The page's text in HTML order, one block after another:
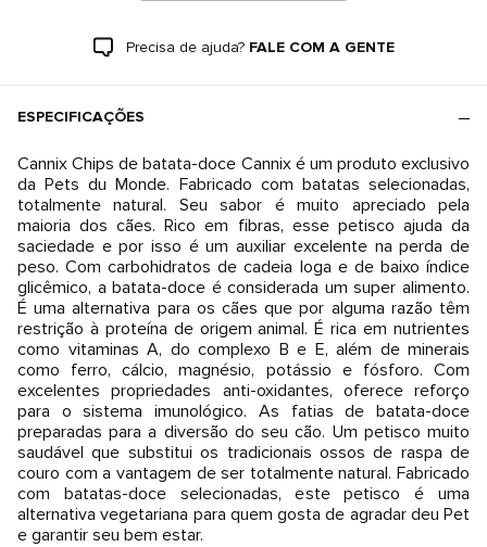
Precisa de ajuda? FALE COM A GENTE
ESPECIFICAÇÕES
Cannix Chips de batata-doce Cannix é um produto exclusivo
da Pets du Monde. Fabricado com batatas selecionadas,
totalmente natural. Seu sabor é muito apreciado pela
maioria dos cães. Rico em fibras, esse petisco ajuda da
saciedade e por isso é um auxiliar excelente na perda de
peso. Com carbohidratos de cadeia loga e de baixo índice
glicêmico, a batata-doce é considerada um super alimento.
É uma alternativa para os cães que por alguma razão têm
restrição à proteína de origem animal. É rica em nutrientes
como vitaminas A, do complexo B e E, além de minerais
como ferro, cálcio, magnésio, potássio e fósforo. Com
excelentes propriedades anti-oxidantes, oferece reforço
para o sistema imunológico. As fatias de batata-doce
preparadas para a diversão do seu cão. Um petisco muito
saudável que substitui os tradicionais ossos de raspa de
couro com a vantagem de ser totalmente natural. Fabricado
com batatas-doce selecionadas, este petisco é uma
alternativa vegetariana para quem gosta de agradar deu Pet
e garantir seu bem estar.